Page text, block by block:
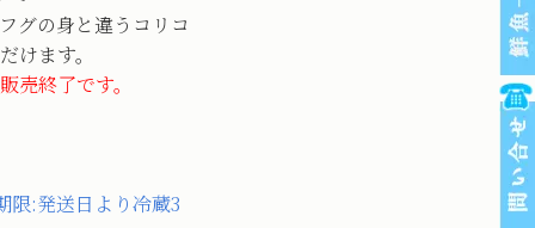
の身と違うコリコ
けます。
終了です。
限:発送日より冷蔵3